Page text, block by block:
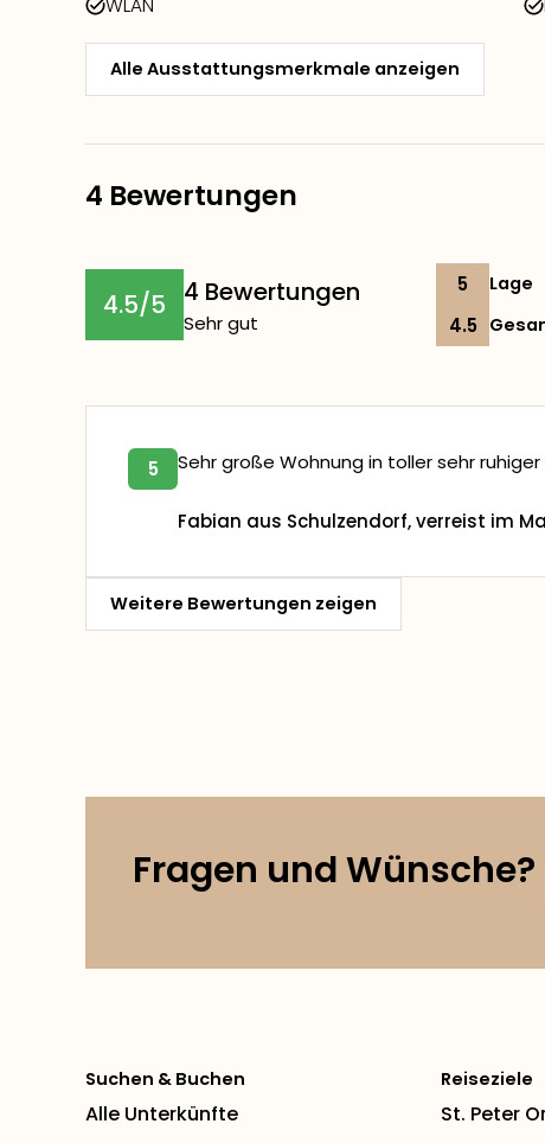
WLAN
Alle Ausstattungsmerkmale anzeigen
4 Bewertungen
4.5/5 4 Bewertungen
Sehr gut
5 Lage
4.5
5 Sehr große Wohnung in toller sehr
Fabian aus Schulzendorf, verreist im
Weitere Bewertungen zeigen
Fragen und Wünsche?
Suchen & Buchen
Alle Unterkünfte
Reiseziele
St. Peter